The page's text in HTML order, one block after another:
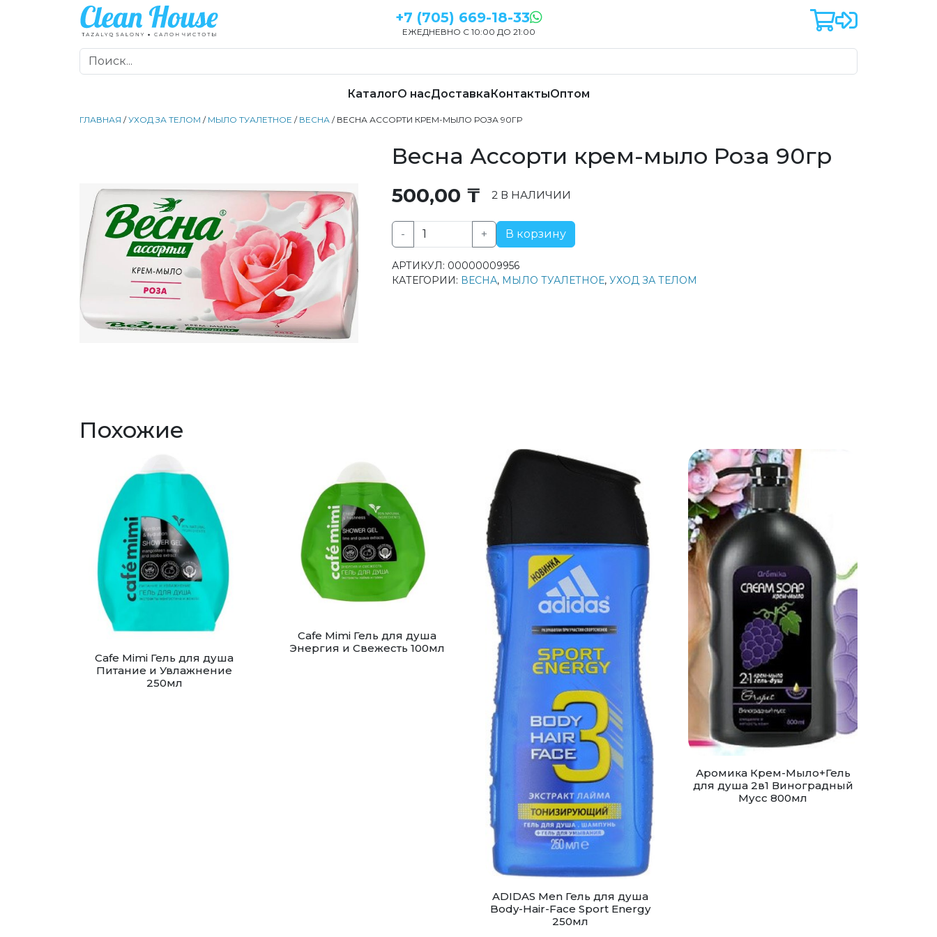
+7 (705) 669-18-33
ЕЖЕДНЕВНО С 10:00 ДО 21:00
КаталогО насДоставкаКонтактыОптом
ГЛАВНАЯ /УХОД ЗА ТЕЛОМ / МЫЛО ТУАЛЕТНОЕ / ВЕСНА / ВЕСНА АССОРТИ КРЕМ-МЫЛО РОЗА 90ГР
Весна Ассорти крем-мыло Роза 90гр
500,00 ₸ 2 В НАЛИЧИИ
-
Количество
Весна
+ В корзину
АРТИКУЛ: 00000009956
КАТЕГОРИИ: ВЕСНА, МЫЛО ТУАЛЕТНОЕ, УХОД ЗА ТЕЛОМ
Похожие
Cafe Mimi Гель для душа
Питание и Увлажнение
250мл
Cafe Mimi Гель для душа
Энергия и Свежесть 100мл
ADIDAS Men Гель для душа
Body-Hair-Face Sport Energy
250мл
Аромика Крем-Мыло+Гель
для душа 2в1 Виноградный
Мусс 800мл